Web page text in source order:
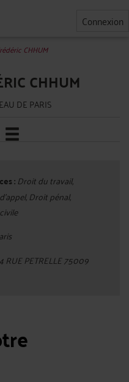
Connexion
CHHUM
CHHUM
DE PARIS
:Droit du travail,
Droit pénal,
RUE PETRELLE 75009